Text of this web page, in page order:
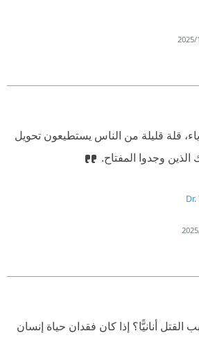
قلة قليلة من الناس يستطيعون تحويل
الذين وجدوا المفتاح.
القتل أنانيًّا؟ إذا كان فقدان حياة إنسان